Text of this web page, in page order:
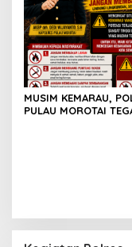
Kondusif
MUSIM KEMARAU,
PULAU MOROTAI